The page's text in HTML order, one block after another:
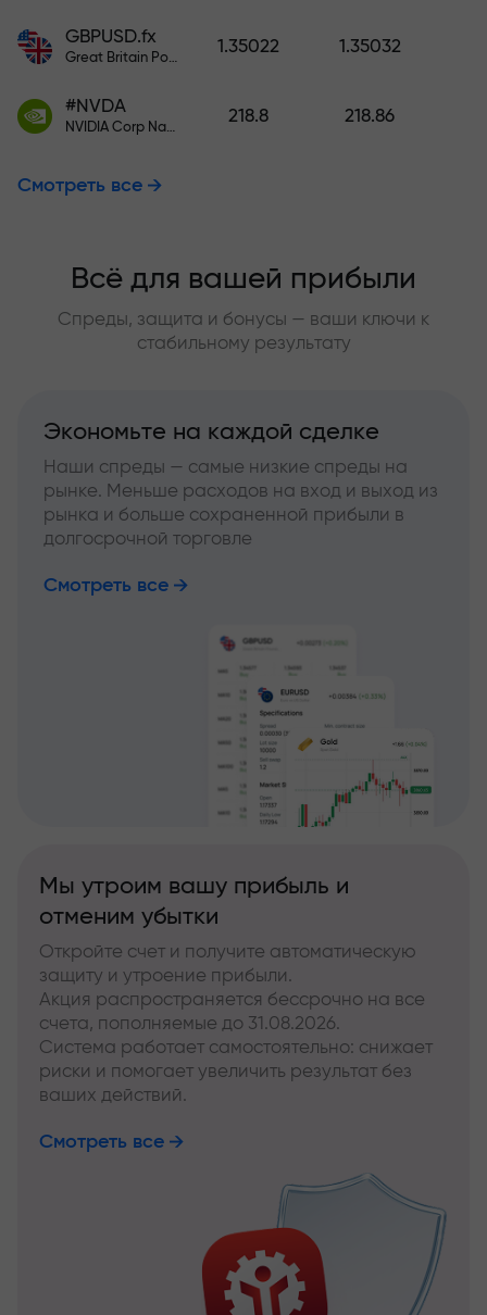
GBPUSD.fx
Great Britain Pound vs US Dollar
1.35022 1.35032
#NVDA
NVIDIA Corp Nasdaq Stock Exchange (Nasdaq) USD
218.8 218.86
Смотреть все
Всё для вашей прибыли
Спреды, защита и бонусы — ваши ключи к
стабильному результату
Экономьте на каждой сделке
Наши спреды — самые низкие спреды на
рынке. Меньше расходов на вход и выход из
рынка и больше сохраненной прибыли в
долгосрочной торговле
Смотреть все
Мы утроим вашу прибыль и
отменим убытки
Откройте счет и получите автоматическую
защиту и утроение прибыли.
Акция распространяется бессрочно на все
счета, пополняемые до 31.08.2026.
Система работает самостоятельно: снижает
риски и помогает увеличить результат без
ваших действий.
Смотреть все